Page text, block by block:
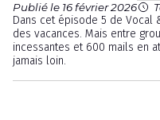
Publié le 16 février 2026
Dans cet épisode 5 de
des vacances. Mais entre
incessantes et 600 mails en
jamais loin.